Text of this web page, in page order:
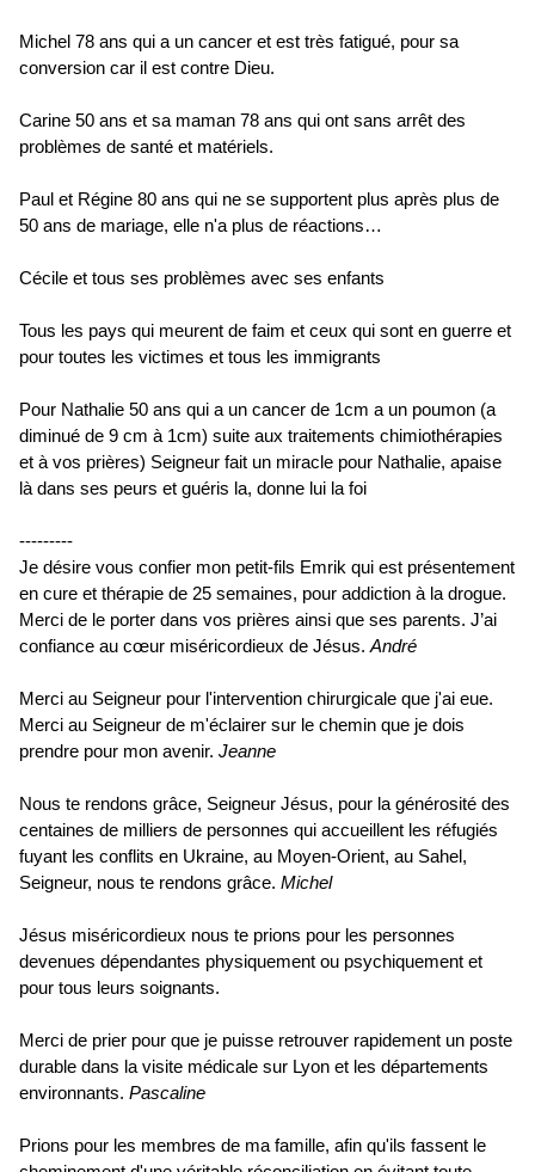
Michel 78 ans qui a un cancer et est très fatigué, pour sa
conversion car il est contre Dieu.
Carine 50 ans et sa maman 78 ans qui ont sans arrêt des
problèmes de santé et matériels.
Paul et Régine 80 ans qui ne se supportent plus après plus de
50 ans de mariage, elle n'a plus de réactions…
Cécile et tous ses problèmes avec ses enfants
Tous les pays qui meurent de faim et ceux qui sont en guerre et
pour toutes les victimes et tous les immigrants
Pour Nathalie 50 ans qui a un cancer de 1cm a un poumon (a
diminué de 9 cm à 1cm) suite aux traitements chimiothérapies
et à vos prières) Seigneur fait un miracle pour Nathalie, apaise
là dans ses peurs et guéris la, donne lui la foi
---------
Je désire vous confier mon petit-fils Emrik qui est présentement
en cure et thérapie de 25 semaines, pour addiction à la drogue.
Merci de le porter dans vos prières ainsi que ses parents. J’ai
confiance au cœur miséricordieux de Jésus. André
Merci au Seigneur pour l'intervention chirurgicale que j'ai eue.
Merci au Seigneur de m'éclairer sur le chemin que je dois
prendre pour mon avenir. Jeanne
Nous te rendons grâce, Seigneur Jésus, pour la générosité des
centaines de milliers de personnes qui accueillent les réfugiés
fuyant les conflits en Ukraine, au Moyen-Orient, au Sahel,
Seigneur, nous te rendons grâce. Michel
Jésus miséricordieux nous te prions pour les personnes
devenues dépendantes physiquement ou psychiquement et
pour tous leurs soignants.
Merci de prier pour que je puisse retrouver rapidement un poste
durable dans la visite médicale sur Lyon et les départements
environnants. Pascaline
Prions pour les membres de ma famille, afin qu'ils fassent le